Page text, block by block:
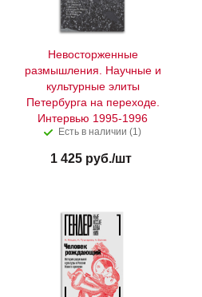
Невосторженные
размышления. Научные и
культурные элиты
Петербурга на переходе.
Интервью 1995-1996
Есть в наличии (1)
1 425 руб./шт